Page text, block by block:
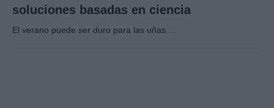
soluciones basadas en ciencia
El verano puede ser duro para las uñas.…